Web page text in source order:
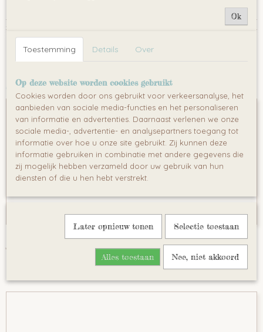
Reacties
Ook interessant
Maxi cosi adapters TRIPPY
€ 59,00
Ok
Toestemming Details Over
Op deze website worden cookies gebruikt
Cookies worden door ons gebruikt voor verkeersanalyse, het
aanbieden van sociale media-functies en het personaliseren
van informatie en advertenties. Daarnaast verlenen we onze
sociale media-, advertentie- en analysepartners toegang tot
informatie over hoe u onze site gebruikt. Zij kunnen deze
informatie gebruiken in combinatie met andere gegevens die
zij mogelijk hebben verzameld door uw gebruik van hun
diensten of die u hen hebt verstrekt.
Later opnieuw tonen Selectie toestaan
Alles toestaan Nee, niet akkoord